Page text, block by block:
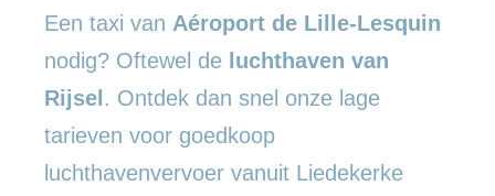
Een taxi van Aéroport de Lille-Lesquin
nodig? Oftewel de luchthaven van
Rijsel . Ontdek dan snel onze lage
tarieven voor goedkoop
luchthavenvervoer vanuit Liedekerke